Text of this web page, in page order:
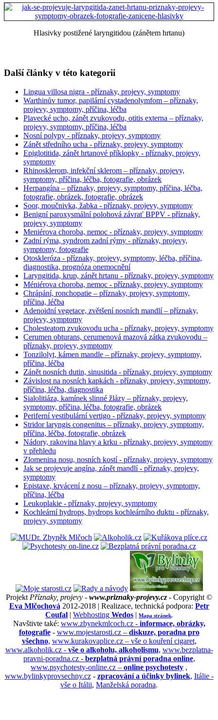
Hlasivky postižené laryngitidou (zánětem hrtanu)
Další články v této kategorii
Lingua villosa nigra - příznaky, projevy, symptomy
Warthinův tumor, papilární cystadenolymfom – příznaky,
projevy, symptomy, příčina, léčba
Plavecké ucho, zánět zvukovodu, otitis externa – příznaky,
projevy, symptomy, příčina, léčba
Nosní polypy - příznaky, projevy, symptomy
Zánět středního ucha - příznaky, projevy, symptomy
Epiglotitida, zánět hrtanové příklopky - příznaky, projevy,
symptomy
Rhinosklerom, infekční sklerom – příznaky, projevy,
symptomy, příčina, léčba, fotografie, obrázek
Herpangína – příznaky, projevy, symptomy, příčina, léčba,
fotografie, obrázek, fotografie, obrázek
Soor, moučnivka, žabka - příznaky, projevy, symptomy
Benigní paroxysmální polohová závrať BPPV - příznaky,
projevy, symptomy
Meniérova choroba, nemoc - příznaky, projevy, symptomy
Zadní rýma, syndrom zadní rýmy - příznaky, projevy,
symptomy, fotografie
Otoskleróza - příznaky, projevy, symptomy, léčba, příčina,
diagnostika, prognóza onemocnění
Laryngitida, krup, zánět hrtanu - příznaky, projevy, symptomy
Méniérova choroba, nemoc - příznaky, projevy, symptomy
Chrápání, ronchopatie – příznaky, projevy, symptomy,
příčina, léčba
Adenoidní vegetace, zvětšení nosních mandlí – příznaky,
projevy, symptomy
Cholesteatom zvukovodu ucha - příznaky, projevy, symptomy
Cerumen obturans, cerumenová mazová zátka zvukovodu –
příznaky, projevy, symptomy
Tonzilolyt, kámen mandle – příznaky, projevy, symptomy,
příčina, léčba
Zánět nosních dutin, sinusitida - příznaky, projevy, symptomy
Závislost na nosních kapkách - příznaky, projevy, symptomy,
příčina, léčba, diagnostika
Sialolitiáza, kamínek slinné žlázy – příznaky, projevy,
symptomy, příčina, léčba, fotografie, obrázek
Periferní vestibulární vertigo - příznaky, projevy, symptomy
Stridor laryngis congenitus – příznaky, projevy, symptomy,
příčina, léčba, fotografie, obrázek
Nádory, rakovina hlavy a krku - příznaky, projevy, symptomy
v přehledu
Zlomenina nosu, nosních kostí - příznaky, projevy, symptomy
Jak se projevuje angína, zánět mandlí - příznaky, projevy,
symptomy
Epistaxe, krvácení z nosu – příznaky, projevy, symptomy,
příčina, léčba
Leukoplakie - příznaky, projevy, symptomy
Kochleární hydrops, hydrops kochleárního duktu - příznaky,
projevy, symptomy
Projekt Příznaky, projevy - www.priznaky-projevy.cz - Copyright ©
Eva Mlčochová 2012-2018 | Realizace, technická podpora: Petr
Coufal | Webhosting Wedos | Mapa stránek.
Navštivte také: www.zbynekmlcoch.cz - informace, obrázky,
fotografie- www.mojestarosti.cz – diskuze, poradna pro
všechno, www.kurakovaplice.cz – vše o kouření cigaret,
www.alkoholik.cz - vše o alkoholu, alkoholismu, www.bezplatna-
pravni-poradna.cz - bezplatná právní poradna online,
www.psychotesty-online.cz – online psychotesty ,
www.bylinkyprovsechny.cz- zpracování a účinky bylinek, Itálie -
vše o Itálii, Manželská poradna.